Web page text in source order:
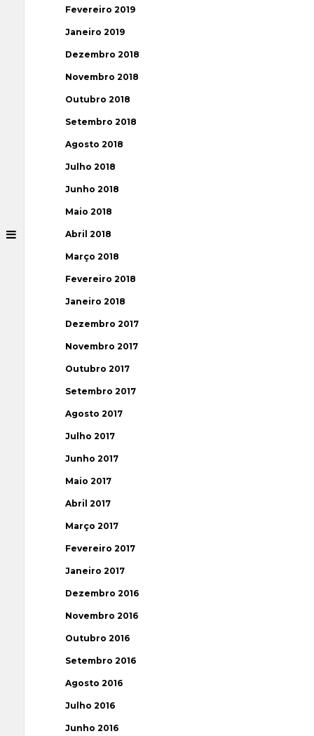
Fevereiro 2019
Janeiro 2019
Dezembro 2018
Novembro 2018
Outubro 2018
Setembro 2018
Agosto 2018
Julho 2018
Junho 2018
Maio 2018
Abril 2018
Março 2018
Fevereiro 2018
Janeiro 2018
Dezembro 2017
Novembro 2017
Outubro 2017
Setembro 2017
Agosto 2017
Julho 2017
Junho 2017
Maio 2017
Abril 2017
Março 2017
Fevereiro 2017
Janeiro 2017
Dezembro 2016
Novembro 2016
Outubro 2016
Setembro 2016
Agosto 2016
Julho 2016
Junho 2016